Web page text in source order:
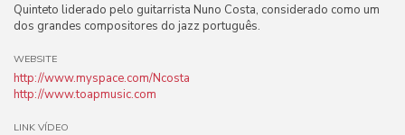
Quinteto liderado pelo guitarrista Nuno Costa, considerado como um
dos grandes compositores do jazz português.
WEBSITE
http://www.myspace.com/Ncosta
http://www.toapmusic.com
LINK VÍDEO